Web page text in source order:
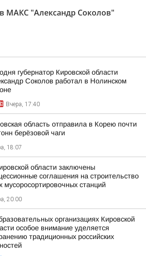
МАКС "Александр Соколов"
губернатор Кировской области
Соколов работал в Нолинском
Вчера, 17:40
область отправила в Корею почти
берёзовой чаги
18:07
области заключены
соглашения на строительство
мусоросортировочных станций
20:00
организациях Кировской
особое внимание уделяется
традиционных российских